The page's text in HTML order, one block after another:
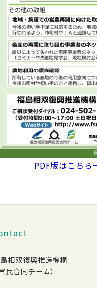
PDF版はこちら
相双復興推進機構
民合同チーム）